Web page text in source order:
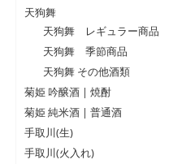
天狗舞
天狗舞 レギュラー商品
天狗舞 季節商品
天狗舞 その他酒類
菊姫 吟醸酒 | 焼酎
菊姫 純米酒 | 普通酒
手取川(生)
手取川(火入れ)